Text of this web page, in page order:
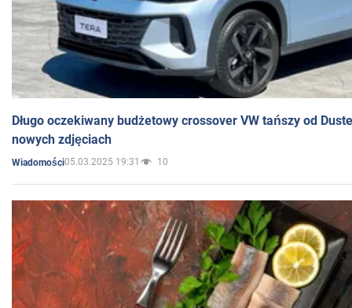
Długo oczekiwany budżetowy crossover VW tańszy od
nowych zdjęciach
Wiadomości05.03.2025 19:31 10